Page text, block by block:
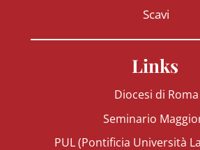
Scavi
Links
Diocesi di Roma
Seminario
PUL (Pontificia Università